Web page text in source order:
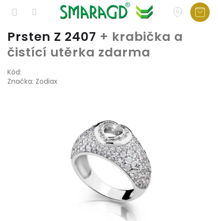
Přejít
obsah
Prsten Z 2407 + krabička a
čistící utěrka zdarma
Kód:
Značka: Zodiax